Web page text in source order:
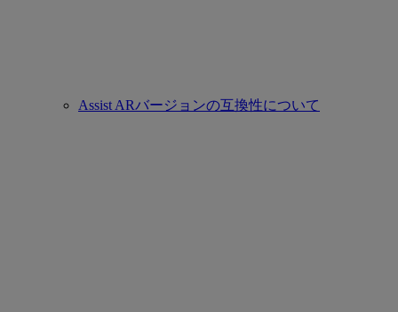
Assist ARバージョンの互換性について